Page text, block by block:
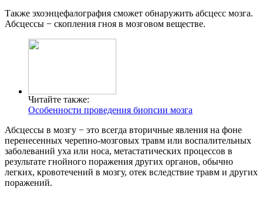
Также эхоэнцефалография сможет обнаружить абсцесс мозга.
Абсцессы − скопления гноя в мозговом веществе.
Читайте также:
Особенности проведения биопсии мозга
Абсцессы в мозгу − это всегда вторичные явления на фоне
перенесенных черепно-мозговых травм или воспалительных
заболеваний уха или носа, метастатических процессов в
результате гнойного поражения других органов, обычно
легких, кровотечений в мозгу, отек вследствие травм и других
поражений.